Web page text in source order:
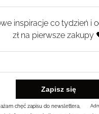
inspiracje co tydzień i
zł na pierwsze zakupy
chęć zapisu do newslettera,